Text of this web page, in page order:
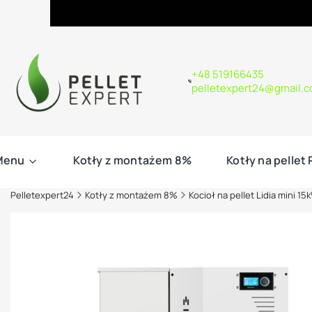
+48 519166435
Kotły z montażem 8% Kotły na pellet
Pelletexpert24 Kotły z montażem 8% Kocioł na pellet Lidia mini